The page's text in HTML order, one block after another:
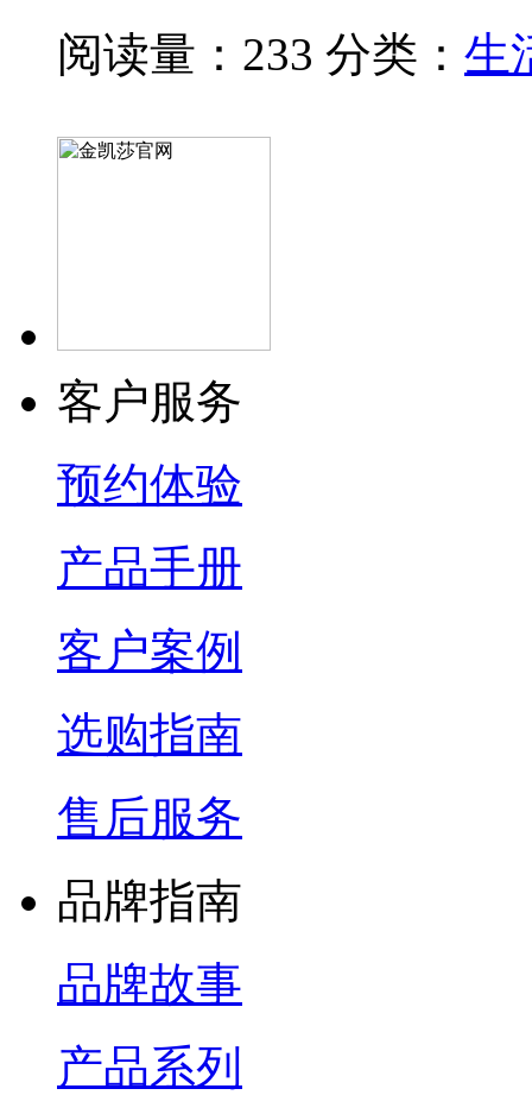
阅读量：233 分类： 生
客户服务
预约体验
产品手册
客户案例
选购指南
售后服务
品牌指南
品牌故事
产品系列